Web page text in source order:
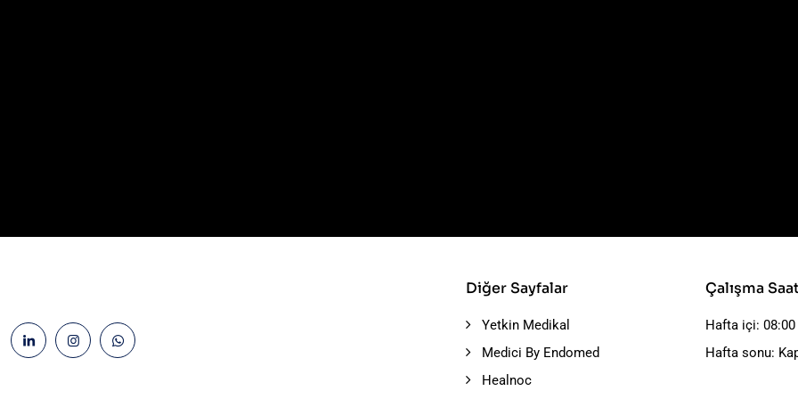
Diğer Sayfalar
Yetkin Medikal
Medici By Endomed
Healnoc
Çalışma
Hafta içi: 08:00
Hafta sonu: